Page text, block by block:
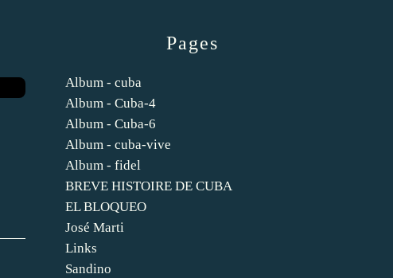
Pages
Album - cuba
Album - Cuba-4
Album - Cuba-6
Album - cuba-vive
Album - fidel
BREVE HISTOIRE DE CUBA
EL BLOQUEO
José Marti
Links
Sandino